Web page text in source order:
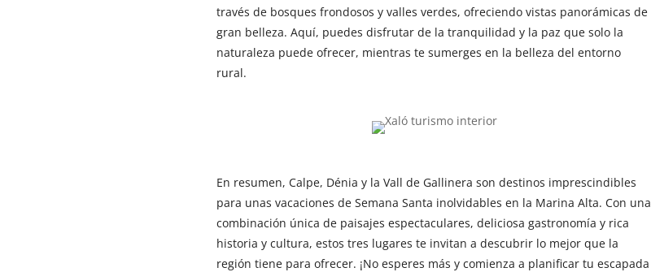
través de bosques frondosos y valles verdes, ofreciendo vistas panorámicas de
gran belleza. Aquí, puedes disfrutar de la tranquilidad y la paz que solo la
naturaleza puede ofrecer, mientras te sumerges en la belleza del entorno
rural.
En resumen, Calpe, Dénia y la Vall de Gallinera son destinos imprescindibles
para unas vacaciones de Semana Santa inolvidables en la Marina Alta. Con una
combinación única de paisajes espectaculares, deliciosa gastronomía y rica
historia y cultura, estos tres lugares te invitan a descubrir lo mejor que la
región tiene para ofrecer. ¡No esperes más y comienza a planificar tu escapada